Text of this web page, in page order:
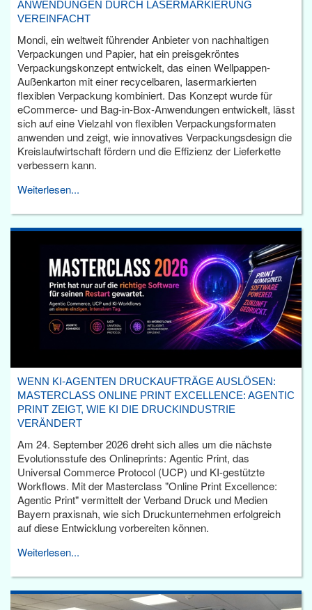
ANWENDUNGEN DURCH LASERMARKIERUNG
VEREINFACHT
Mondi, ein weltweit führender Anbieter von nachhaltigen
Verpackungen und Papier, hat ein preisgekröntes
Verpackungskonzept entwickelt, das einen Wellpappen-
Außenkarton mit einer recycelbaren, lasermarkierten
flexiblen Verpackung kombiniert. Das Konzept wurde für
eCommerce- und Bag-in-Box-Anwendungen entwickelt, lässt
sich auf eine Vielzahl von flexiblen Verpackungsformaten
anwenden und zeigt, wie innovatives Verpackungsdesign die
Kreislaufwirtschaft fördern und die Effizienz der Lieferkette
verbessern kann.
Weiterlesen...
WENN KI-AGENTEN DRUCKAUFTRÄGE AUSLÖSEN:
MASTERCLASS ONLINE PRINT EXCELLENCE: AGENTIC
PRINT ZEIGT, WIE KI DIE DRUCKINDUSTRIE
VERÄNDERT
Am 24. September 2026 dreht sich alles um die nächste
Evolutionsstufe des Onlineprints: Agentic Print, das
Universal Commerce Protocol (UCP) und KI-gestützte
Workflows. Mit der Masterclass "Online Print Excellence:
Agentic Print" vermittelt der Verband Druck und Medien
Bayern praxisnah, wie sich Druckunternehmen erfolgreich
auf diese Entwicklung vorbereiten können.
Weiterlesen...